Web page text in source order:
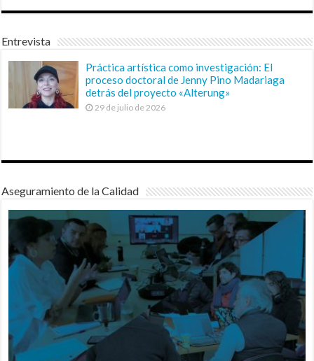
Entrevista
Práctica artística como investigación: El
proceso doctoral de Jenny Pino Madariaga
detrás del proyecto «Alterung»
29 de julio de 2026
Aseguramiento de la Calidad